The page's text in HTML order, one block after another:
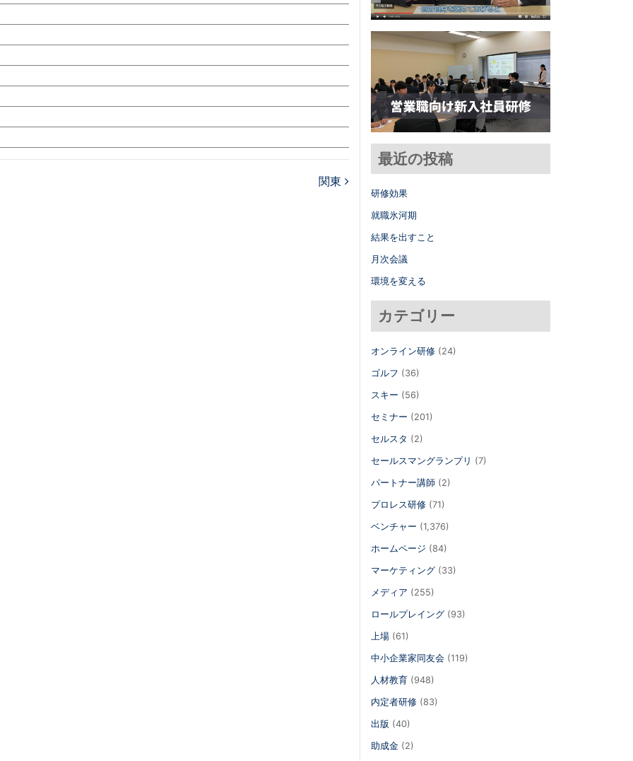
関東
最近の投稿
研修効果
就職氷河期
結果を出すこと
月次会議
環境を変える
カテゴリー
オンライン研修 (24)
ゴルフ (36)
スキー (56)
セミナー (201)
セルスタ (2)
セールスマングランプリ (7)
パートナー講師 (2)
プロレス研修 (71)
ベンチャー (1,376)
ホームページ (84)
マーケティング (33)
メディア (255)
ロールプレイング (93)
上場 (61)
中小企業家同友会 (119)
人材教育 (948)
内定者研修 (83)
出版 (40)
助成金 (2)